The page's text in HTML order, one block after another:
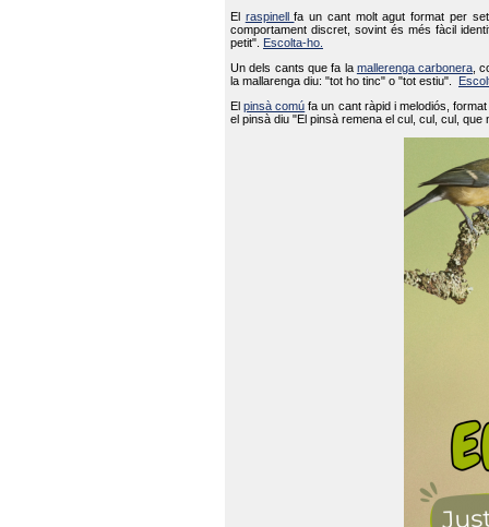
El raspinellfa un cant molt agut format per
comportament discret, sovint és més fàcil
petit".
Escolta-ho.
Un dels cants que fa la mallerenga carbonera ,
la mallarenga diu: "tot ho tinc" o "tot estiu".
Elpinsà comú fa un cant ràpid i melodiós,
el pinsà diu "El pinsà remena el cul, cul, cul,